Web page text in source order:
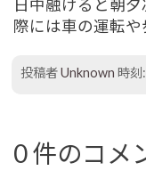
日中融けると朝
際には車の運転や
投稿者Unknown 時刻:
0 件のコメ